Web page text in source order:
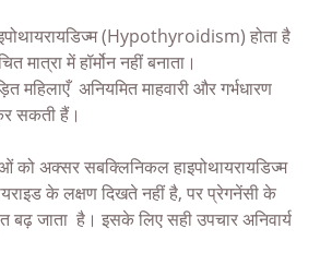
(Hypothyroidism) होता है
मात्रा में हॉर्मोन नहीं बनाता।
महिलाएँ अनियमित माहवारी और गर्भधारण
सकती हैं।
को अक्सर सबक्लिनिकल हाइपोथायरायडिज्म
के लक्षण दिखते नहीं है, पर प्रेगनेंसी के
बढ़ जाता है। इसके लिए सही उपचार अनिवार्य